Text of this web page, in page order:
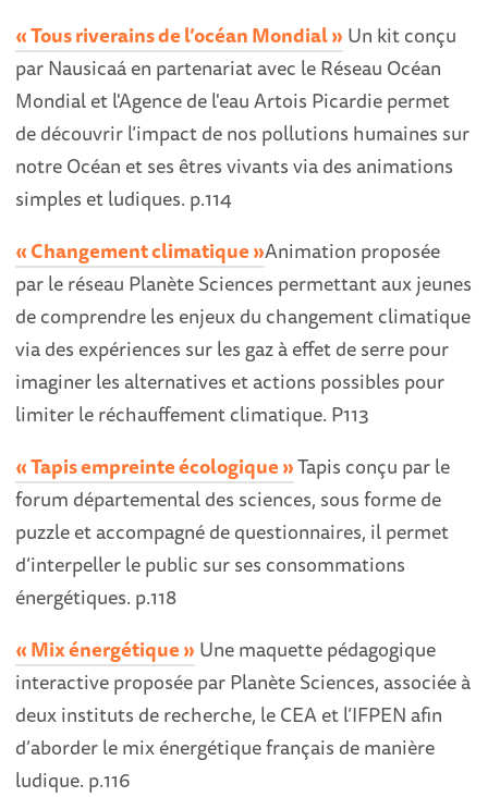
« Tous riverains de l’océan Mondial » Un kit conçu
par Nausicaá en partenariat avec le Réseau Océan
Mondial et l'Agence de l'eau Artois Picardie permet
de découvrir l’impact de nos pollutions humaines sur
notre Océan et ses êtres vivants via des animations
simples et ludiques. p.114
« Changement climatique »Animation proposée
par le réseau Planète Sciences permettant aux jeunes
de comprendre les enjeux du changement climatique
via des expériences sur les gaz à effet de serre pour
imaginer les alternatives et actions possibles pour
limiter le réchauffement climatique. P113
« Tapis empreinte écologique »Tapis conçu par le
forum départemental des sciences, sous forme de
puzzle et accompagné de questionnaires, il permet
d’interpeller le public sur ses consommations
énergétiques. p.118
« Mix énergétique » Une maquette pédagogique
interactive proposée par Planète Sciences, associée à
deux instituts de recherche, le CEA et l’IFPEN afin
d’aborder le mix énergétique français de manière
ludique. p.116